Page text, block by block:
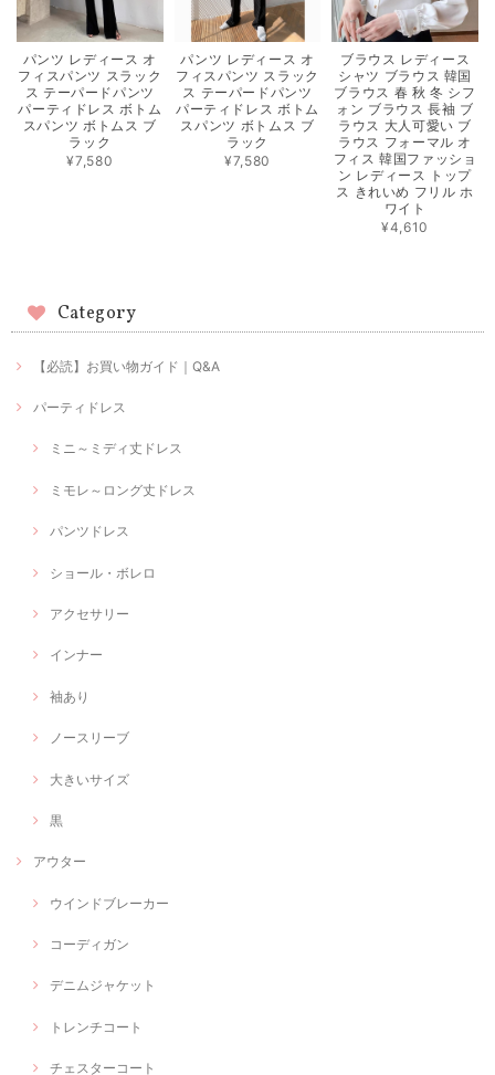
パンツ レディース オ
フィスパンツ スラック
ス テーパードパンツ
パーティドレス ボトム
スパンツ ボトムス ブ
ラック
¥7,580
パンツ レディース オ
フィスパンツ スラック
ス テーパードパンツ
パーティドレス ボトム
スパンツ ボトムス ブ
ラック
¥7,580
ブラウス レディース
シャツ ブラウス 韓国
ブラウス 春 秋 冬 シフ
ォン ブラウス 長袖 ブ
ラウス 大人可愛い ブ
ラウス フォーマル オ
フィス 韓国ファッショ
ン レディース トップ
ス きれいめ フリル ホ
ワイト
¥4,610
Category
【必読】お買い物ガイド｜Q&A
パーティドレス
ミニ～ミディ丈ドレス
ミモレ～ロング丈ドレス
パンツドレス
ショール・ボレロ
アクセサリー
インナー
袖あり
ノースリーブ
大きいサイズ
黒
アウター
ウインドブレーカー
コーディガン
デニムジャケット
トレンチコート
チェスターコート